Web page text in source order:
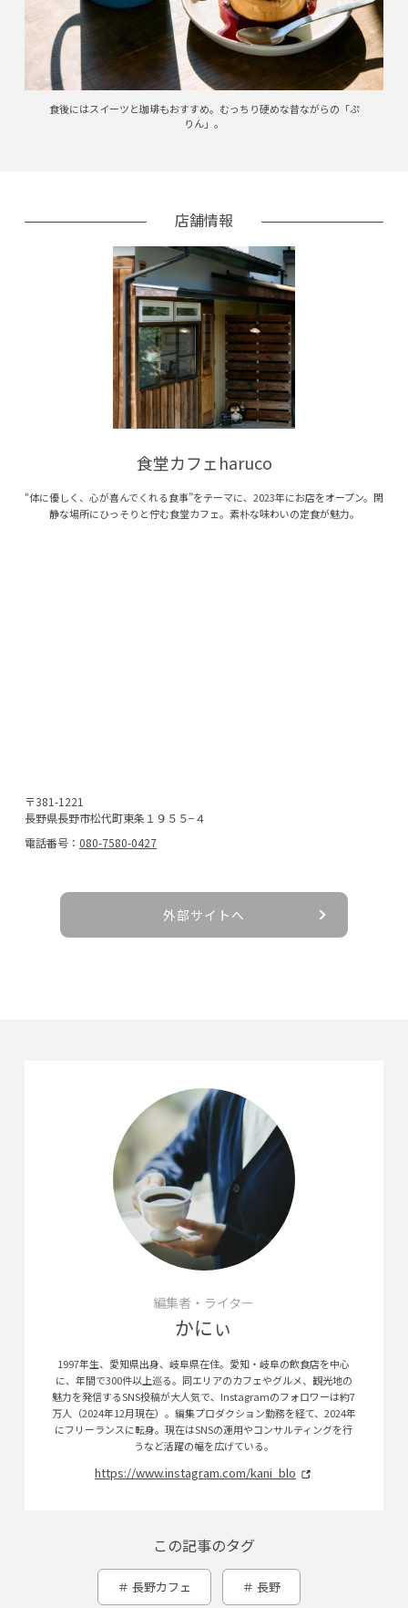
食後にはスイーツと珈琲もおすすめ。むっちり硬めな昔ながらの「ぷ
りん」。
店舗情報
食堂カフェharuco
“体に優しく、心が喜んでくれる食事”をテーマに、2023年にお店をオープン。閑
静な場所にひっそりと佇む食堂カフェ。素朴な味わいの定食が魅力。
〒381-1221
長野県長野市松代町東条１９５５−４
電話番号： 080-7580-0427
外部サイトへ
編集者・ライター
かにぃ
1997年生、愛知県出身、岐阜県在住。愛知・岐阜の飲食店を中心
に、年間で300件以上巡る。同エリアのカフェやグルメ、観光地の
魅力を発信するSNS投稿が大人気で、Instagramのフォロワーは約7
万人（2024年12月現在）。編集プロダクション勤務を経て、2024年
にフリーランスに転身。現在はSNSの運用やコンサルティングを行
うなど活躍の幅を広げている。
https://www.instagram.com/kani_blo
この記事のタグ
長野カフェ 長野